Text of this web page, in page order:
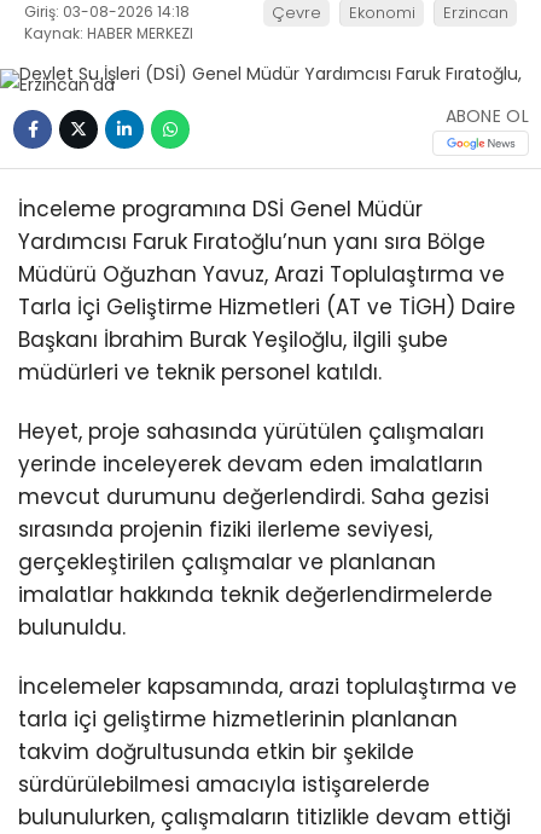
Giriş: 03-08-2026 14:18
Kaynak: HABER MERKEZI
Çevre Ekonomi Erzincan
ABONE OL
İnceleme programına DSİ Genel Müdür
Yardımcısı Faruk Fıratoğlu’nun yanı sıra Bölge
Müdürü Oğuzhan Yavuz, Arazi Toplulaştırma ve
Tarla İçi Geliştirme Hizmetleri (AT ve TİGH) Daire
Başkanı İbrahim Burak Yeşiloğlu, ilgili şube
müdürleri ve teknik personel katıldı.
Heyet, proje sahasında yürütülen çalışmaları
yerinde inceleyerek devam eden imalatların
mevcut durumunu değerlendirdi. Saha gezisi
sırasında projenin fiziki ilerleme seviyesi,
gerçekleştirilen çalışmalar ve planlanan
imalatlar hakkında teknik değerlendirmelerde
bulunuldu.
İncelemeler kapsamında, arazi toplulaştırma ve
tarla içi geliştirme hizmetlerinin planlanan
takvim doğrultusunda etkin bir şekilde
sürdürülebilmesi amacıyla istişarelerde
bulunulurken, çalışmaların titizlikle devam ettiği